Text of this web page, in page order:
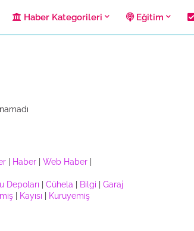
Haber Kategorileri Eğitim
Haber Web Haber
Depoları Cühela Bilgi
Garaj
Kayısı
Kuruyemiş